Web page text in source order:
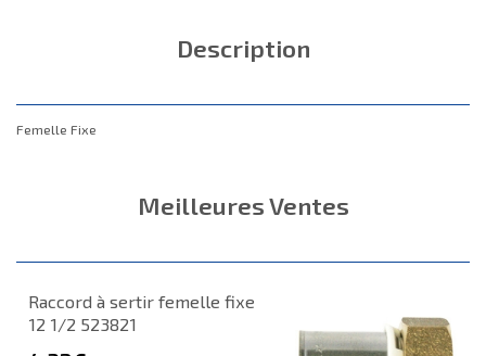
Description
Femelle Fixe
Meilleures Ventes
Raccord à sertir femelle fixe
12 1/2 523821